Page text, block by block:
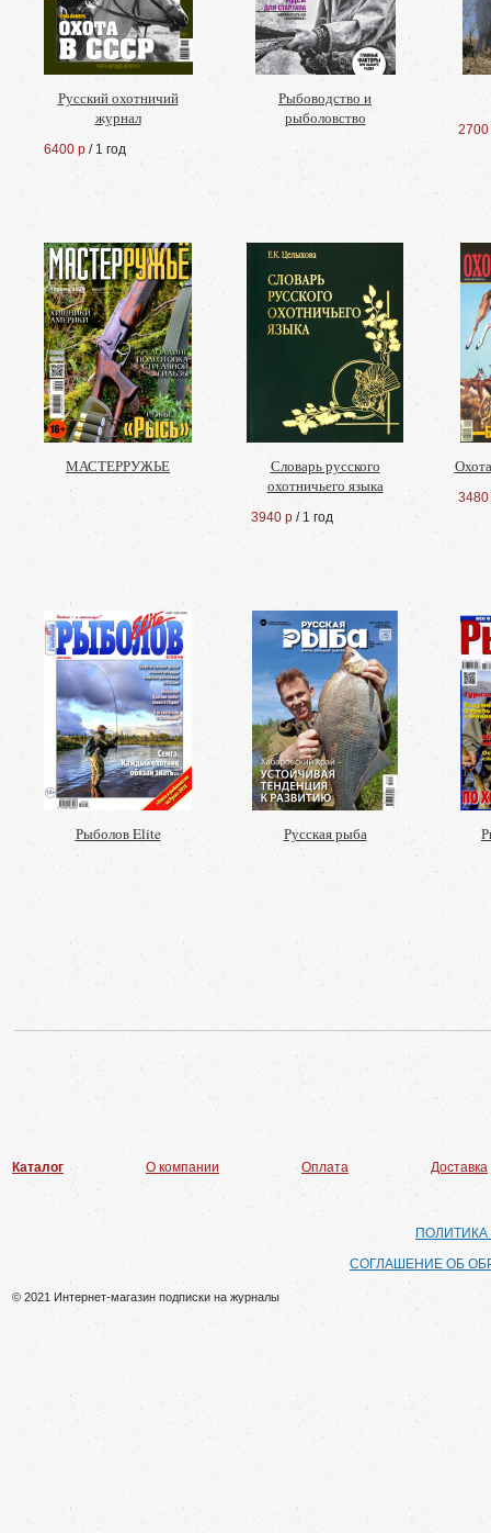
Русский охотничий
журнал
6400 р / 1 год
Рыбоводство и
рыболовство
2700
МАСТЕРРУЖЬЕ
Словарь русского
охотничьего языка
3940 р / 1 год
3480
Рыболов Elite Русская рыба
Каталог О компании Оплата Доставка
СОГЛАШЕНИЕ ОБ
© 2021 Интернет-магазин подписки на журналы